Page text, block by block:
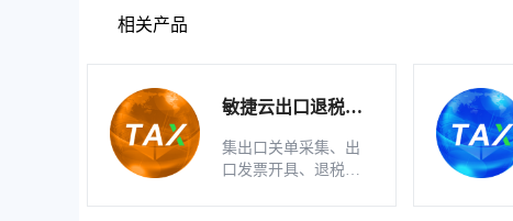
相关产品
敏捷云出口退税申
集出口关单采集、出
口发票开具、退税明